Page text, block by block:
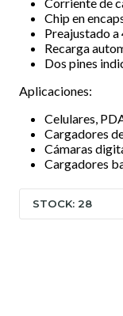
Corriente de
Chip en
Preajustado
Recarga
Dos pines
Aplicaciones:
Celulares,
Cargadores
Cámaras
Cargadores
STOCK: 28